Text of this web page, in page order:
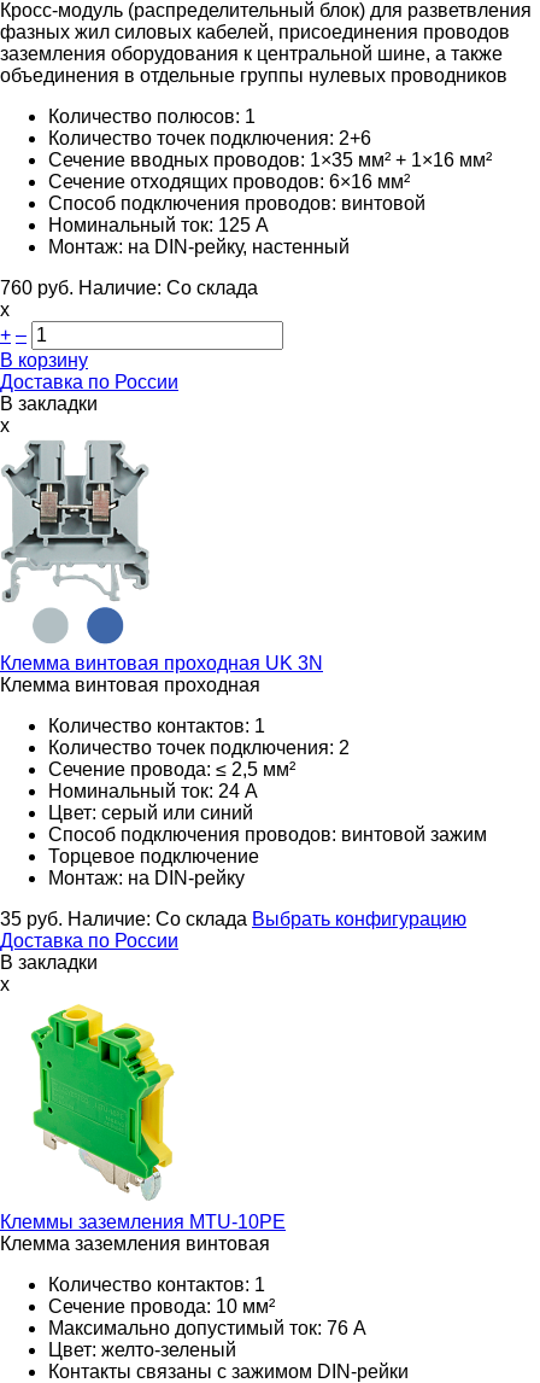
Кросс-модуль (распределительный блок) для разветвления
фазных жил силовых кабелей, присоединения проводов
заземления оборудования к центральной шине, а также
объединения в отдельные группы нулевых проводников
Количество полюсов: 1
Количество точек подключения: 2+6
Сечение вводных проводов: 1×35 мм² + 1×16 мм²
Сечение отходящих проводов: 6×16 мм²
Способ подключения проводов: винтовой
Номинальный ток: 125 А
Монтаж: на DIN-рейку, настенный
760 руб. Наличие: Со склада
х
+ –
В корзину
Доставка по России
В закладки
x
Клемма винтовая проходная UK 3N
Клемма винтовая проходная
Количество контактов: 1
Количество точек подключения: 2
Сечение провода: ≤ 2,5 мм²
Номинальный ток: 24 А
Цвет: серый или синий
Способ подключения проводов: винтовой зажим
Торцевое подключение
Монтаж: на DIN-рейку
35 руб. Наличие: Со склада Выбрать конфигурацию
Доставка по России
В закладки
x
Клеммы заземления MTU-10PE
Клемма заземления винтовая
Количество контактов: 1
Сечение провода: 10 мм²
Максимально допустимый ток: 76 А
Цвет: желто-зеленый
Контакты связаны с зажимом DIN-рейки